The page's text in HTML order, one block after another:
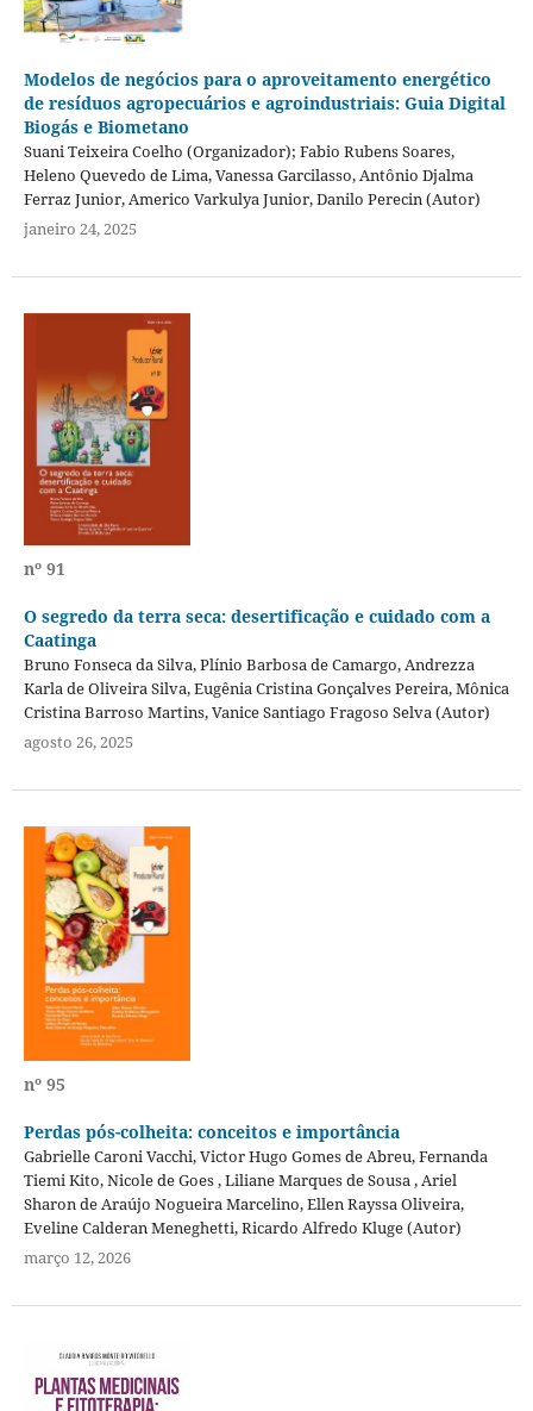
Modelos de negócios para o aproveitamento energético
de resíduos agropecuários e agroindustriais: Guia Digital
Biogás e Biometano
Suani Teixeira Coelho (Organizador); Fabio Rubens Soares,
Heleno Quevedo de Lima, Vanessa Garcilasso, Antônio Djalma
Ferraz Junior, Americo Varkulya Junior, Danilo Perecin (Autor)
janeiro 24, 2025
nº 91
O segredo da terra seca: desertificação e cuidado com a
Caatinga
Bruno Fonseca da Silva, Plínio Barbosa de Camargo, Andrezza
Karla de Oliveira Silva, Eugênia Cristina Gonçalves Pereira, Mônica
Cristina Barroso Martins, Vanice Santiago Fragoso Selva (Autor)
agosto 26, 2025
nº 95
Perdas pós-colheita: conceitos e importância
Gabrielle Caroni Vacchi, Victor Hugo Gomes de Abreu, Fernanda
Tiemi Kito, Nicole de Goes , Liliane Marques de Sousa , Ariel
Sharon de Araújo Nogueira Marcelino, Ellen Rayssa Oliveira,
Eveline Calderan Meneghetti, Ricardo Alfredo Kluge (Autor)
março 12, 2026